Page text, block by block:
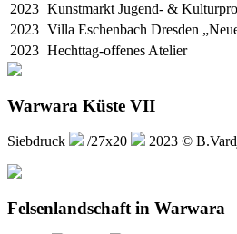
2023 Kunstmarkt Jugend- &
2023 Villa Eschenbach Dresden
2023 Hechttag-offenes Atelier
Warwara Küste VII
Siebdruck /27x20 2023 ©
Felsenlandschaft in Warwara